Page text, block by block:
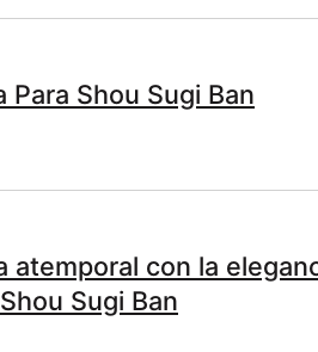
Para Shou Sugi Ban
atemporal con la
Sugi Ban